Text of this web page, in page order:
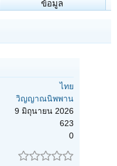
ข้อมูล
ไทย
วิญญาณนิพพาน
9 มิถุนายน 2026
623
0